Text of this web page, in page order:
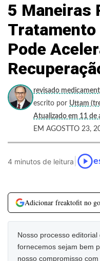
5 Maneiras
Pode
revisado
escrito por Uttam
Atualizado em 11 de
EM AGOSTTO 23,
4 minutos de leitura
Adicionar freaktofit no
Nosso processo
fornecemos sejam bem
nosso compromisso